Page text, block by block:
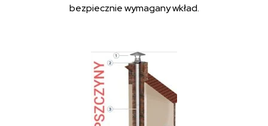
bezpiecznie wymagany wkład.